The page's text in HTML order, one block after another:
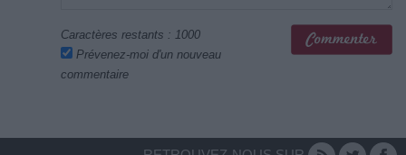
Caractères restants : 1000
Prévenez-moi d'un nouveau
commentaire